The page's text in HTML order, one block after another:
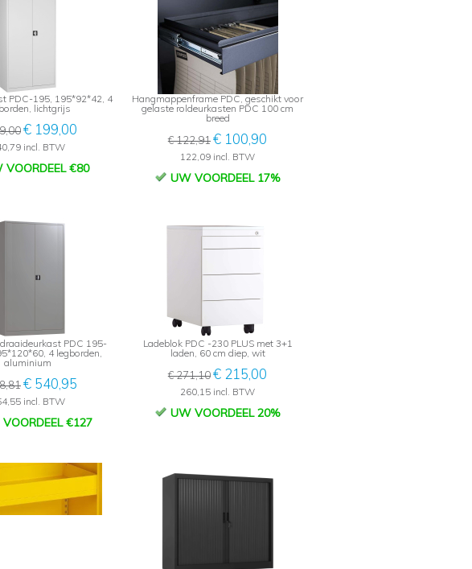
PDC-195, 195*92*42, 4
lichtgrijs
€ 199,00
incl. BTW
VOORDEEL €80
Hangmappenframe PDC, geschikt voor
gelaste roldeurkasten PDC 100 cm
breed
€ 122,91€ 100,90
122,09 incl. BTW
UW VOORDEEL 17%
PDC 195-
4 legborden,
aluminium
€ 540,95
incl. BTW
€127
Ladeblok PDC -230 PLUS met 3+1
laden, 60 cm diep, wit
€ 271,10€ 215,00
260,15 incl. BTW
UW VOORDEEL 20%